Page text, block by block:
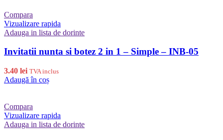
Compara
Vizualizare rapida
Adauga in lista de dorinte
Invitatii nunta si botez 2 in 1 – Simple – INB-05
3.40 lei TVA inclus
Adaugă în coș
Compara
Vizualizare rapida
Adauga in lista de dorinte